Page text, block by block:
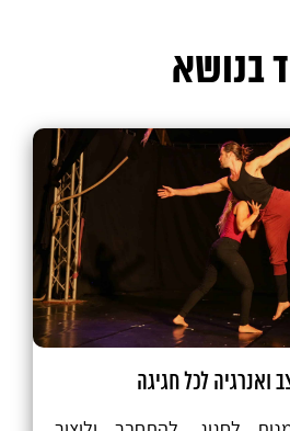
בנושא
ואנרגיה לכל חגיגה